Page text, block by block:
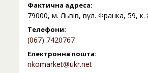
Фактична адреса:
79000, м. Львів, вул. Франка, 59, к.
Телефони:
(067) 7420767
Електронна пошта:
rikomarket@ukr.net